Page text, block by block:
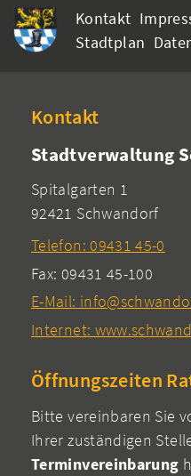
Kontakt
Stadtplan
Kontakt
Stadtverwaltung
Spitalgarten 1
92421 Schwandorf
Telefon: 09431 45-0
Fax: 09431 45-100
E-Mail:
Internet:
Öffnungszeiten
Bitte vereinbaren Sie
Ihrer zuständigen
Terminvereinbarung